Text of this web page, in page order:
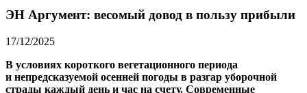
ЭН Аргумент: весомый довод в пользу прибыли
17/12/2025
В условиях короткого вегетационного периода
и непредсказуемой осенней погоды в разгар уборочной
страды каждый день и час на счету. Современные